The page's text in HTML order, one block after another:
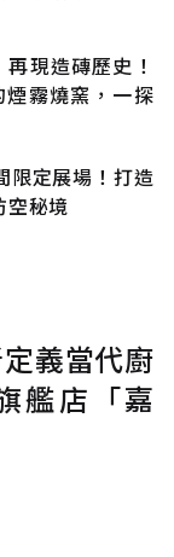
現造磚歷史！
霧燒窯，一探
限定展場！打造
空秘境
義當代廚
艦店「嘉